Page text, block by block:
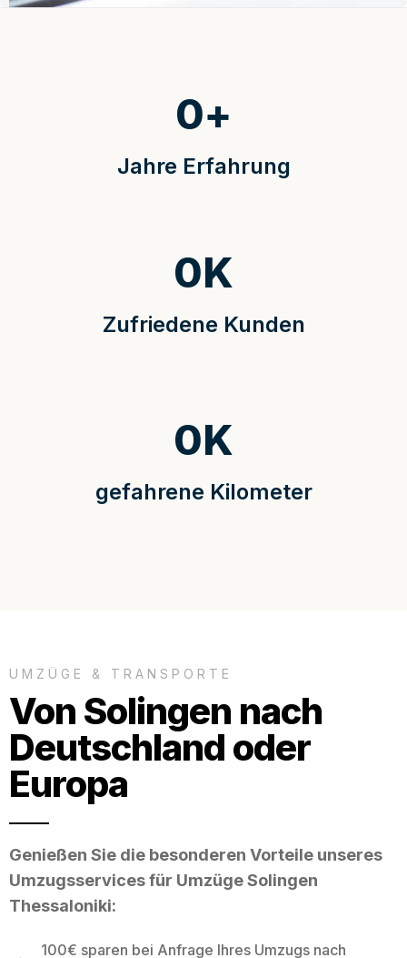
Jahre Erfahrung
0+
Zufriedene Kunden
0K
gefahrene Kilometer
0K
UMZÜGE & TRANSPORTE
Von Solingen nach
Deutschland oder
Europa
Genießen Sie die besonderen Vorteile unseres
Umzugsservices für Umzüge Solingen
Thessaloniki:
100€ sparen bei Anfrage Ihres Umzugs nach